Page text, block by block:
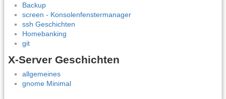
Backup
screen - Konsolenfenstermanager
ssh Geschichten
Homebanking
git
X-Server Geschichten
allgemeines
gnome Minimal